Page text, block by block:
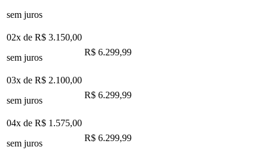
sem juros
02x de R$ 3.150,00
sem juros
R$ 6.299,99
03x de R$ 2.100,00
sem juros
R$ 6.299,99
04x de R$ 1.575,00
sem juros
R$ 6.299,99